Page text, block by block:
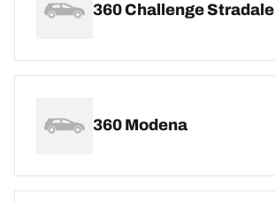
360 Challenge Stradale
360 Modena